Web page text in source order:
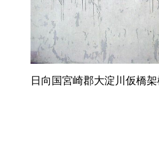
日向国宮崎郡大淀川仮橋